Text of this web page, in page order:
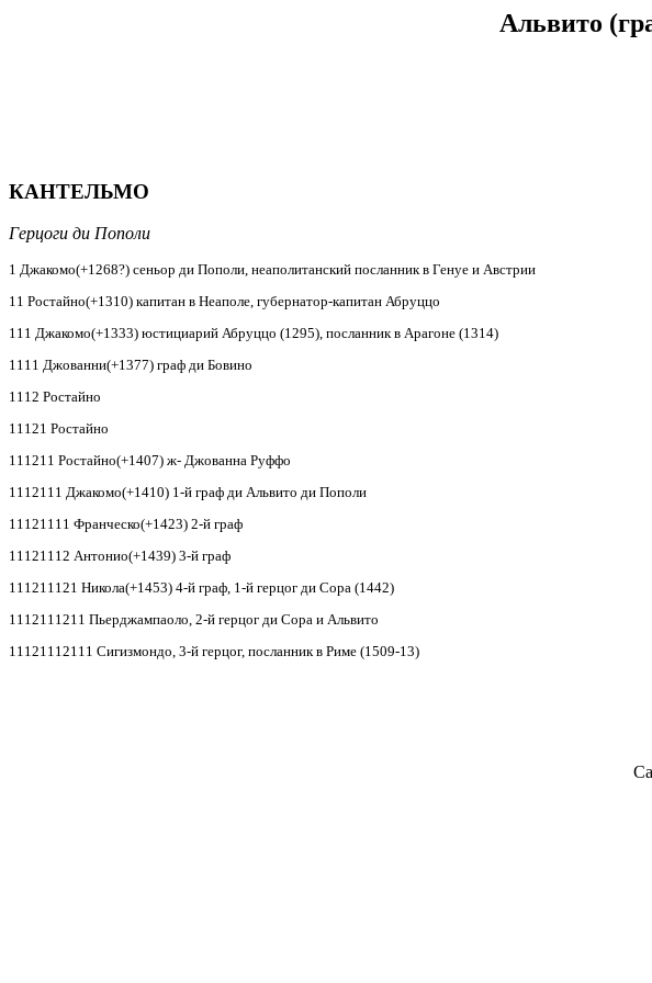
Альвито
КАНТЕЛЬМО
Герцоги ди Пополи
1 Джакомо(+1268?) сеньор ди Пополи, неаполитанский посланник в Генуе и Австрии
11 Ростайно(+1310) капитан в Неаполе, губернатор-капитан Абруццо
111 Джакомо(+1333) юстициарий Абруццо (1295), посланник в Арагоне (1314)
1111 Джованни(+1377) граф ди Бовино
1112 Ростайно
11121 Ростайно
111211 Ростайно(+1407) ж- Джованна Руффо
1112111 Джакомо(+1410) 1-й граф ди Альвито ди Пополи
11121111 Франческо(+1423) 2-й граф
11121112 Антонио(+1439) 3-й граф
111211121 Никола(+1453) 4-й граф, 1-й герцог ди Сора (1442)
1112111211 Пьерджампаоло, 2-й герцог ди Сора и Альвито
11121112111 Сигизмондо, 3-й герцог, посланник в Риме (1509-13)